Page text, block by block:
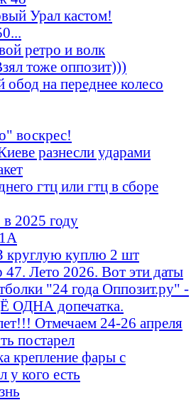
Урал кастом!
ретро и волк
тоже оппозит)))
на переднее колесо
воскрес!
разнесли ударами
гтц или гтц в сборе
2025 году
куплю 2 шт
Лето 2026. Вот эти даты
"24 года Оппозит.ру" -
ОДНА допечатка.
Отмечаем 24-26 апреля
постарел
крепление фары с
у кого есть